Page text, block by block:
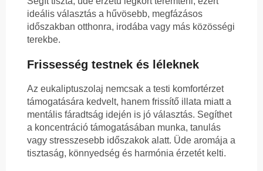
ideális választás a hűvösebb, megfázásos
időszakban otthonra, irodába vagy más közösségi
terekbe.
Frissesség testnek és léleknek
Az eukaliptuszolaj nemcsak a testi komfortérzet
támogatására kedvelt, hanem frissítő illata miatt a
mentális fáradtság idején is jó választás. Segíthet
a koncentráció támogatásában munka, tanulás
vagy stresszesebb időszakok alatt. Üde aromája a
tisztaság, könnyedség és harmónia érzetét kelti.